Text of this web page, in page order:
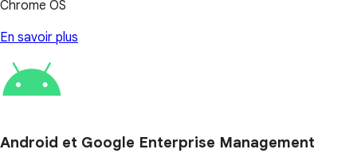
Chrome OS
En savoir plus
Android et Google Enterprise Management